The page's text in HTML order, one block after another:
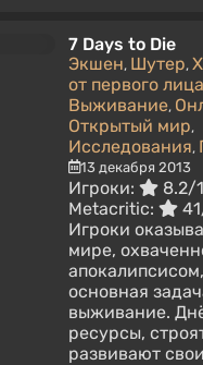
7 Days to Die
Экшен, Шутер,
от первого лица
Выживание,
Открытый мир,
Исследования,
13 декабря 2013
Игроки:
8.2/
Metacritic:
Игроки
мире,
основная
выживание.
ресурсы,
развивают